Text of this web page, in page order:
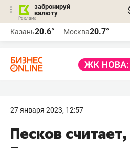
забронируй
валюту
Казань20.6° Москва20.7°
27 января 2023, 12:57
Песков